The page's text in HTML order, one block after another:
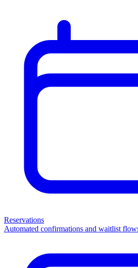
Reservations
Automated confirmations and waitlist